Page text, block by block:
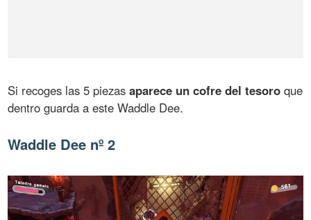
Si recoges las 5 piezasaparece un cofre del tesoro que
dentro guarda a este Waddle Dee.
Waddle Dee nº 2